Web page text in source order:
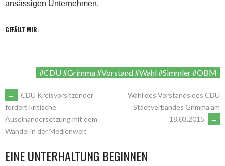
ansässigen Unternehmen.
GEFÄLLT MIR:
#CDU #Grimma #Vorstand #Wahl #Simmler #OBM
ARTIKEL-
NAVIGATION
←
CDU Kreisvorsitzender
fordert kritische
Auseinandersetzung mit dem
Wandel in der Medienwelt
Wahl des Vorstands des CDU
Stadtverbandes Grimma am
18.03.2015
→
EINE UNTERHALTUNG BEGINNEN